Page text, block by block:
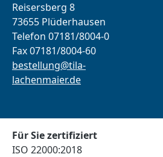
Reisersberg 8
73655 Plüderhausen
Telefon 07181/8004-0
Fax 07181/8004-60
bestellung@tila-
lachenmaier.de
Für Sie zertifiziert
ISO 22000:2018